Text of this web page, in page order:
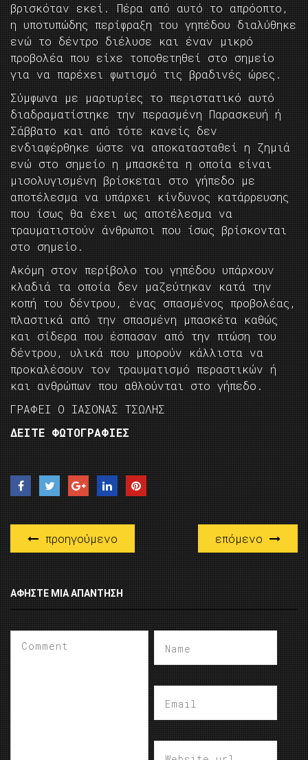
βρισκόταν εκεί. Πέρα από αυτό το απρόοπτο,
η υποτυπώδης περίφραξη του γηπέδου διαλύθηκε
ενώ το δέντρο διέλυσε και έναν μικρό
προβολέα που είχε τοποθετηθεί στο σημείο
για να παρέχει φωτισμό τις βραδινές ώρες.
Σύμφωνα με μαρτυρίες το περιστατικό αυτό
διαδραματίστηκε την περασμένη Παρασκευή ή
Σάββατο και από τότε κανείς δεν
ενδιαφέρθηκε ώστε να αποκατασταθεί η ζημιά
ενώ στο σημείο η μπασκέτα η οποία είναι
μισολυγισμένη βρίσκεται στο γήπεδο με
αποτέλεσμα να υπάρχει κίνδυνος κατάρρευσης
που ίσως θα έχει ως αποτέλεσμα να
τραυματιστούν άνθρωποι που ίσως βρίσκονται
στο σημείο.
Ακόμη στον περίβολο του γηπέδου υπάρχουν
κλαδιά τα οποία δεν μαζεύτηκαν κατά την
κοπή του δέντρου, ένας σπασμένος προβολέας,
πλαστικά από την σπασμένη μπασκέτα καθώς
και σίδερα που έσπασαν από την πτώση του
δέντρου, υλικά που μπορούν κάλλιστα να
προκαλέσουν τον τραυματισμό περαστικών ή
και ανθρώπων που αθλούνται στο γήπεδο.
ΓΡΑΦΕΙ Ο ΙΑΣΟΝΑΣ ΤΣΩΛΗΣ
ΔΕΙΤΕ ΦΩΤΟΓΡΑΦΙΕΣ
προηγούμενο επόμενο
ΑΦΉΣΤΕ ΜΙΑ ΑΠΆΝΤΗΣΗ